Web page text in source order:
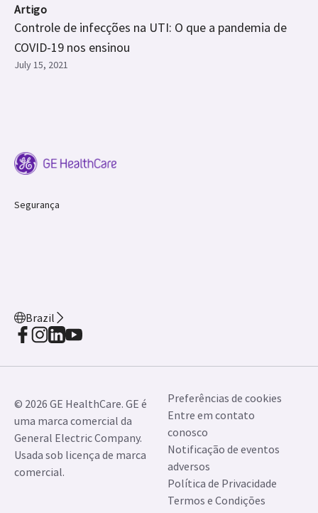
Artigo
Controle de infecções na UTI: O que a pandemia de
COVID-19 nos ensinou
July 15, 2021
Segurança
Brazil
© 2026 GE HealthCare. GE é
uma marca comercial da
General Electric Company.
Usada sob licença de marca
comercial.
Preferências de cookies
Entre em contato
conosco
Notificação de eventos
adversos
Política de Privacidade
Termos e Condições